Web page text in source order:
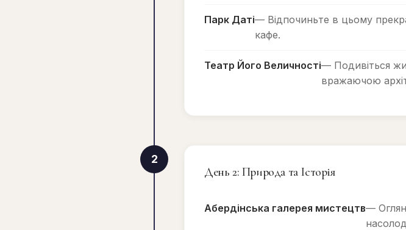
Парк Даті— Відпочиньте в цьому
кафе.
Театр Його Величності— Подивіться
вражаючою
2
День 2: Природа та Історія
Абердінська галерея мистецтв—